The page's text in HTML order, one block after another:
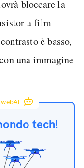
bloccare la
a film
è basso,
una immagine
tech!